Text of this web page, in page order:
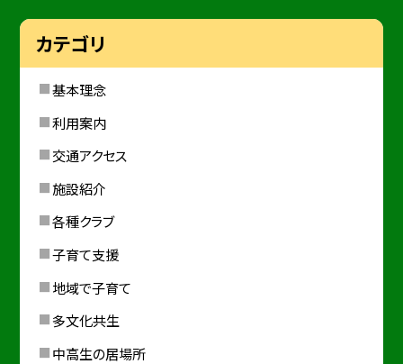
カテゴリ
基本理念
利用案内
交通アクセス
施設紹介
各種クラブ
子育て支援
地域で子育て
多文化共生
中高生の居場所